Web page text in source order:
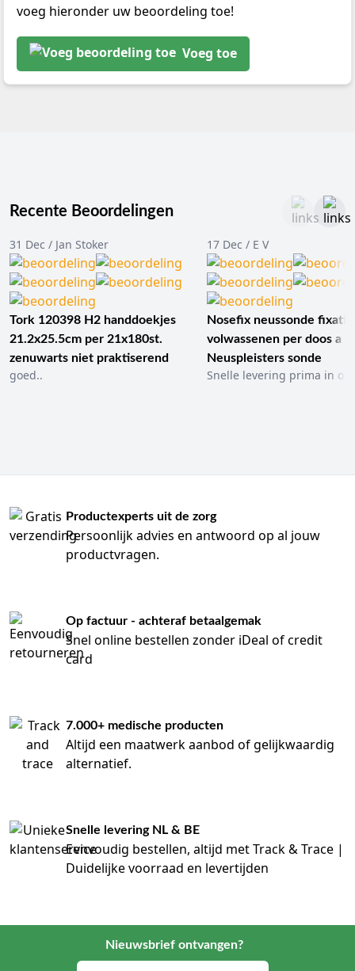
voeg hieronder uw beoordeling toe!
Voeg toe
Recente Beoordelingen
31 Dec / Jan Stoker
Tork 120398 H2 handdoekjes
21.2x25.5cm per 21x180st.
zenuwarts niet praktiserend
goed..
17 Dec / E V
Nosefix neussonde
volwassenen per doos a
Neuspleisters sonde
Snelle levering prima in
Productexperts uit de zorg
Persoonlijk advies en antwoord op al jouw
productvragen.
Op factuur - achteraf betaalgemak
Snel online bestellen zonder iDeal of credit
card
7.000+ medische producten
Altijd een maatwerk aanbod of gelijkwaardig
alternatief.
Snelle levering NL & BE
Eenvoudig bestellen, altijd met Track & Trace |
Duidelijke voorraad en levertijden
Nieuwsbrief ontvangen?